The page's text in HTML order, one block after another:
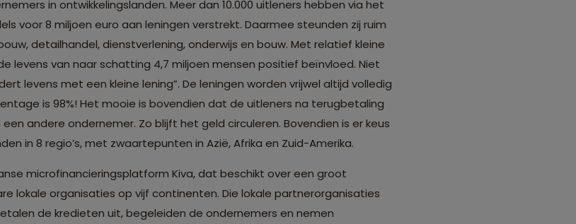
in ontwikkelingslanden. Meer dan 10.000 uitleners hebben via het
voor 8 miljoen euro aan leningen verstrekt. Daarmee steunden zij ruim
detailhandel, dienstverlening, onderwijs en bouw. Met relatief kleine
levens van naar schatting 4,7 miljoen mensen positief beïnvloed. Niet
levens met een kleine lening”. De leningen worden vrijwel altijd volledig
is 98%! Het mooie is bovendien dat de uitleners na terugbetaling
andere ondernemer. Zo blijft het geld circuleren. Bovendien is er keus
in 8 regio’s, met zwaartepunten in Azië, Afrika en Zuid-Amerika.
microfinancieringsplatform Kiva, dat beschikt over een groot
lokale organisaties op vijf continenten. Die lokale partnerorganisaties
de kredieten uit, begeleiden de ondernemers en nemen